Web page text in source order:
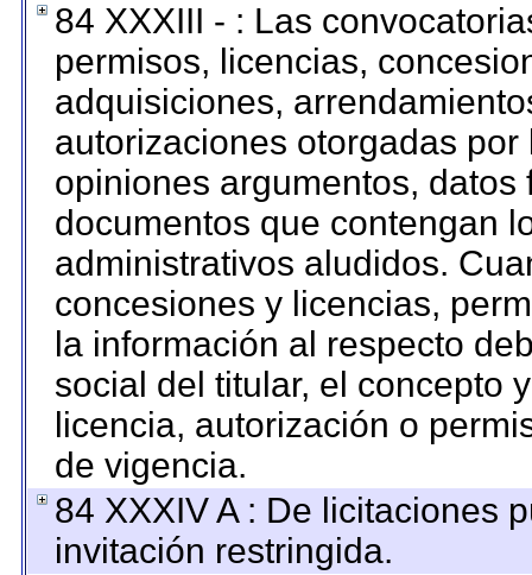
84 XXXIII - : Las
permisos, licencias,
adquisiciones,
autorizaciones otorgadas
opiniones argumentos,
documentos que contengan
administrativos aludidos.
concesiones y licencias,
la información al respecto
social del titular, el concepto
licencia, autorización o
de vigencia.
84 XXXIV A : De licitaciones
invitación restringida.